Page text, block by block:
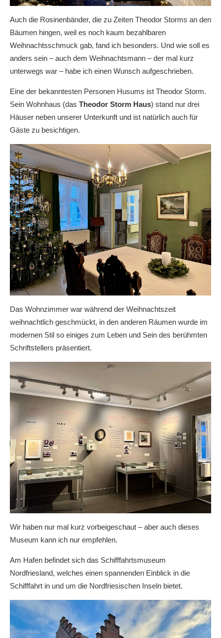
Auch die Rosinenbänder, die zu Zeiten Theodor Storms an den
Bäumen hingen, weil es noch kaum bezahlbaren
Weihnachtsschmuck gab, fand ich besonders. Und wie soll es
anders sein – auch dem Weihnachtsmann – der mal kurz
unterwegs war – habe ich einen Wunsch aufgeschrieben.
Eine der bekanntesten Personen Husums ist Theodor Storm.
Sein Wohnhaus (das Theodor Storm Haus) stand nur drei
Häuser neben unserer Unterkunft und ist natürlich auch für
Gäste zu besichtigen.
Das Wohnzimmer war während der Weihnachtszeit
weihnachtlich geschmückt, in den anderen Räumen wurde im
modernen Stil so einiges zum Leben und Sein des berühmten
Schriftstellers präsentiert.
Wir haben nur mal kurz vorbeigeschaut – aber auch dieses
Museum kann ich nur empfehlen.
Am Hafen befindet sich das Schifffahrtsmuseum
Nordfriesland, welches einen spannenden Einblick in die
Schifffahrt in und um die Nordfriesischen Inseln bietet.